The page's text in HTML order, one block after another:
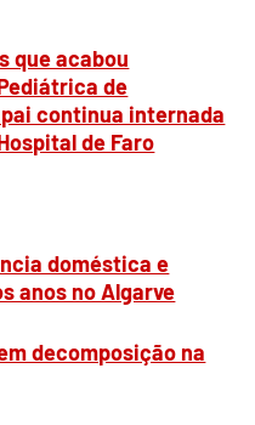
que acabou
de
continua internada
de Faro
doméstica e
anos no Algarve
decomposição na